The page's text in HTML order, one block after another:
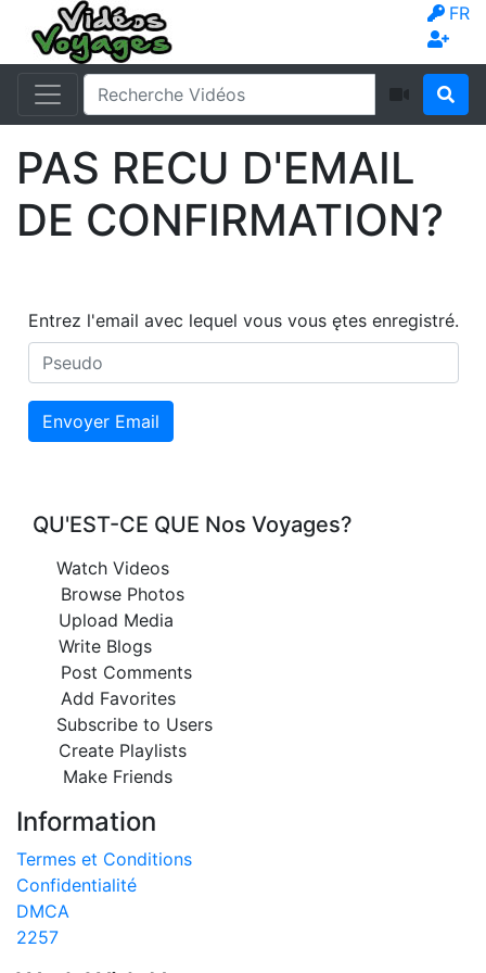
FR
PAS RECU D'EMAIL
DE CONFIRMATION?
Entrez l'email avec lequel vous vous ętes enregistré.
Envoyer Email
QU'EST-CE QUE Nos Voyages?
Watch Videos
Browse Photos
Upload Media
Write Blogs
Post Comments
Add Favorites
Subscribe to Users
Create Playlists
Make Friends
Information
Termes et Conditions
Confidentialité
DMCA
2257